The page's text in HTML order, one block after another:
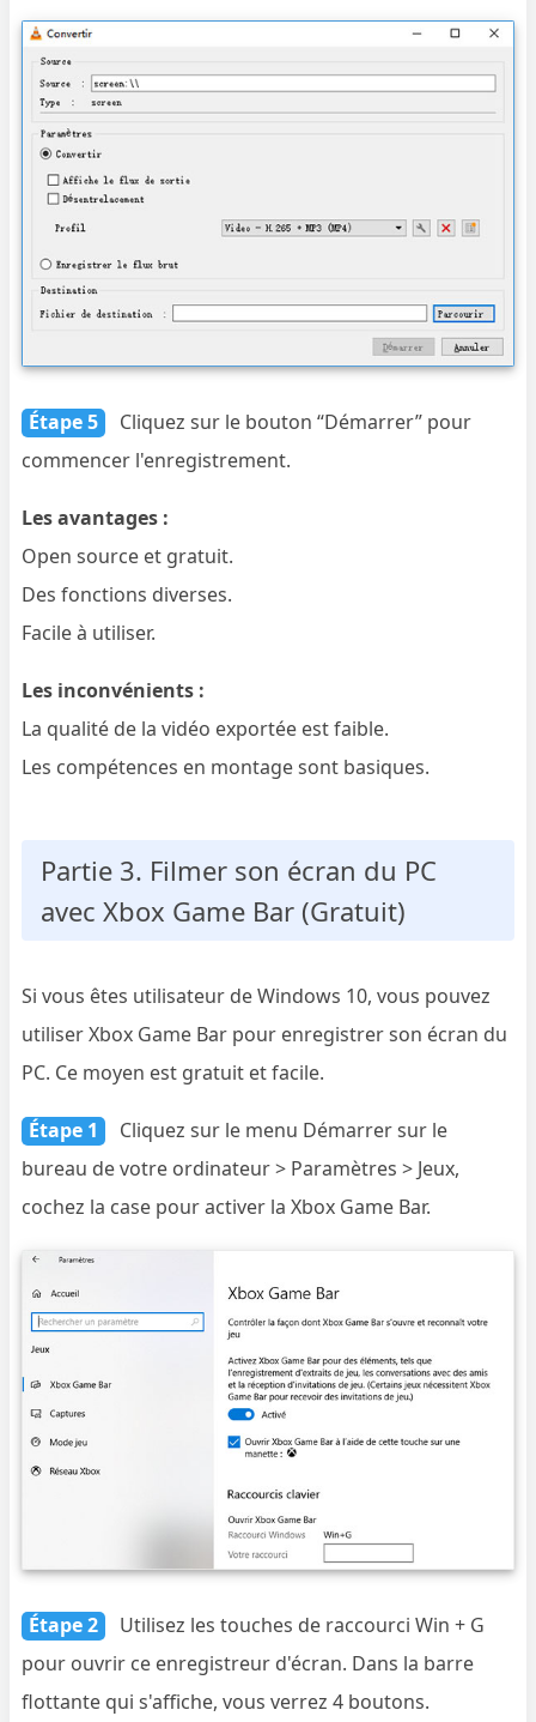
Étape 5
Cliquez sur le bouton “Démarrer” pour
commencer l'enregistrement.
Les avantages :
Open source et gratuit.
Des fonctions diverses.
Facile à utiliser.
Les inconvénients :
La qualité de la vidéo exportée est faible.
Les compétences en montage sont basiques.
Partie 3. Filmer son écran du PC
avec Xbox Game Bar (Gratuit)
Si vous êtes utilisateur de Windows 10, vous pouvez
utiliser Xbox Game Bar pour enregistrer son écran du
PC. Ce moyen est gratuit et facile.
Étape 1
Cliquez sur le menu Démarrer sur le
bureau de votre ordinateur > Paramètres > Jeux,
cochez la case pour activer la Xbox Game Bar.
Étape 2
Utilisez les touches de raccourci Win + G
pour ouvrir ce enregistreur d'écran. Dans la barre
flottante qui s'affiche, vous verrez 4 boutons.